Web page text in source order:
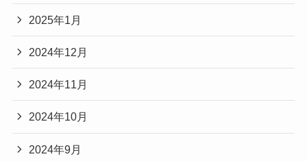
2025年1月
2024年12月
2024年11月
2024年10月
2024年9月